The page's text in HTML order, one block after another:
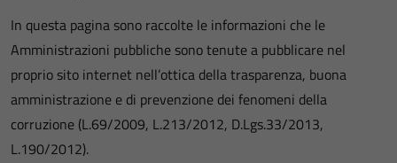
In questa pagina sono raccolte le informazioni che le
Amministrazioni pubbliche sono tenute a pubblicare nel
proprio sito internet nell’ottica della trasparenza, buona
amministrazione e di prevenzione dei fenomeni della
corruzione (L.69/2009, L.213/2012, D.Lgs.33/2013,
L.190/2012).